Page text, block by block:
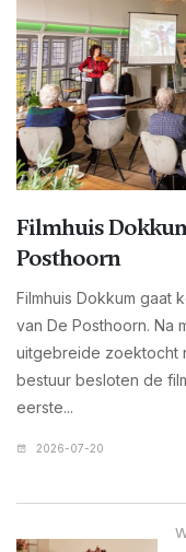
Filmhuis
Posthoorn
Filmhuis Dokkum gaat
van De Posthoorn. Na
uitgebreide zoektocht
bestuur besloten de
eerste...
2026-07-20